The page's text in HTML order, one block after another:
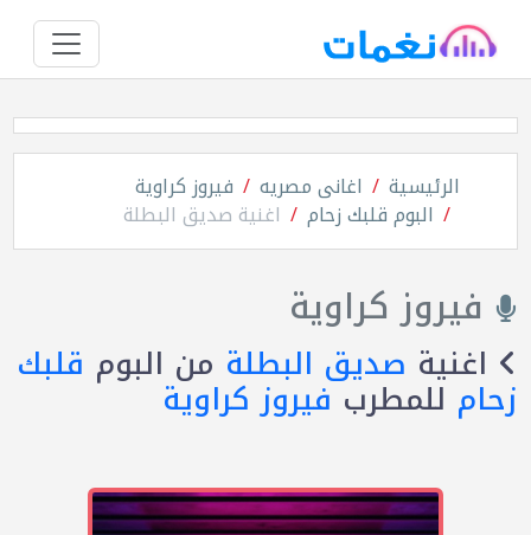
الرئيسية اغانى مصريه فيروز كراوية
البوم قلبك زحام اغنية صديق البطلة
فيروز كراوية
اغنية صديق البطلة من البوم قلبك
زحام للمطربفيروز كراوية